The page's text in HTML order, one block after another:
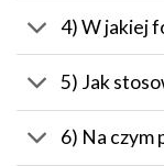
4) W jakiej
5) Jak
6) Na czym